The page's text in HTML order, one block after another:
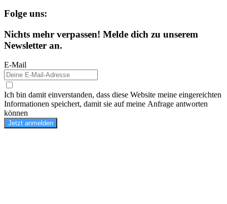
Folge uns:
Nichts mehr verpassen! Melde dich zu unserem
Newsletter an.
E-Mail
Ich bin damit einverstanden, dass diese Website meine eingereichten
Informationen speichert, damit sie auf meine Anfrage antworten
können
Jetzt anmelden